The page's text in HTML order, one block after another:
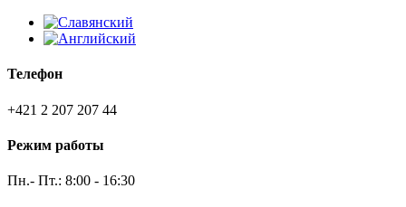
Телефон
+421 2 207 207 44
Режим работы
Пн.- Пт.: 8:00 - 16:30